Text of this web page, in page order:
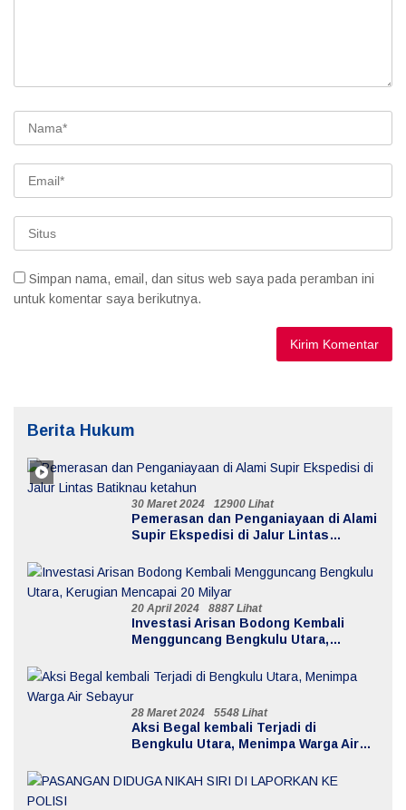
Simpan nama, email, dan situs web saya pada peramban ini
untuk komentar saya berikutnya.
Berita Hukum
30 Maret 2024 12900 Lihat
Pemerasan dan Penganiayaan di Alami
Supir Ekspedisi di Jalur Lintas
20 April 2024 8887 Lihat
Investasi Arisan Bodong Kembali
Mengguncang Bengkulu Utara,
28 Maret 2024 5548 Lihat
Aksi Begal kembali Terjadi di
Bengkulu Utara, Menimpa Warga Air